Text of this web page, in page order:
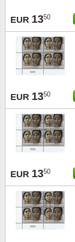
EUR 1350
EUR 1350
EUR 1350